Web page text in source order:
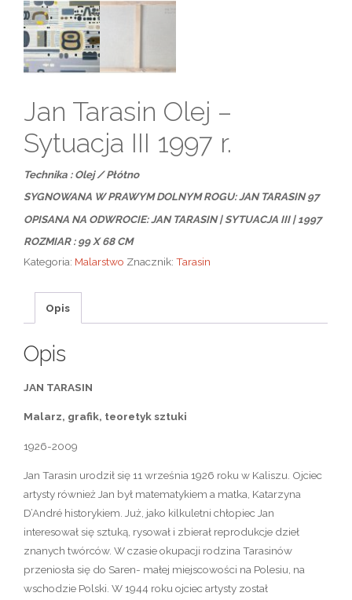
Jan Tarasin Olej –
Sytuacja III 1997 r.
Technika : Olej / Płótno
SYGNOWANA W PRAWYM DOLNYM ROGU: JAN TARASIN 97
OPISANA NA ODWROCIE: JAN TARASIN | SYTUACJA III | 1997
ROZMIAR : 99 X 68 CM
Kategoria: Malarstwo Znacznik:Tarasin
Opis
Opis
JAN TARASIN
Malarz, grafik, teoretyk sztuki
1926-2009
Jan Tarasin urodził się 11 września 1926 roku w Kaliszu. Ojciec
artysty również Jan był matematykiem a matka, Katarzyna
D’André historykiem. Już, jako kilkuletni chłopiec Jan
interesował się sztuką, rysował i zbierał reprodukcje dzieł
znanych twórców. W czasie okupacji rodzina Tarasinów
przeniosła się do Saren- małej miejscowości na Polesiu, na
wschodzie Polski. W 1944 roku ojciec artysty został